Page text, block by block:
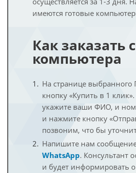
имеются готовые
Как заказать
компьютера
На странице
кнопку «Купить в 1
укажите ваши ФИО, и
и нажмите кнопку
позвоним, что бы
Напишите нам
WhatsApp. Консультант
и будет информировать о